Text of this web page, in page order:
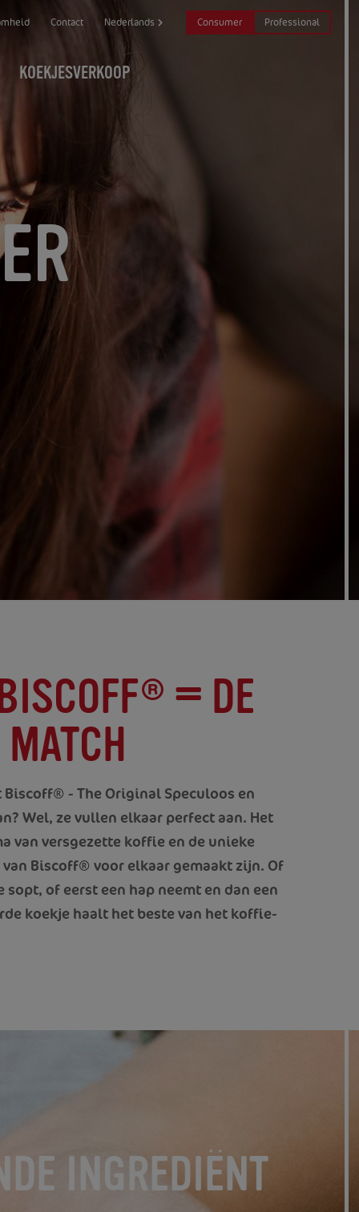
Contact Nederlands Consumer Professional
KOEKJESVERKOOP
= DE
Biscoff® - The Original Speculoos en
Wel, ze vullen elkaar perfect aan. Het
van versgezette koffie en de unieke
Biscoff® voor elkaar gemaakt zijn. Of
of eerst een hap neemt en dan een
koekje haalt het beste van het koffie-
INGREDIËNT